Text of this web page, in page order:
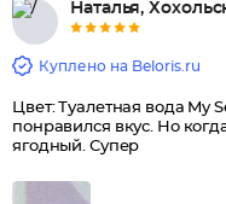
Наталья,
Куплено на Beloris.ru
Цвет: Туалетная вода My
понравился вкус. Но
ягодный. Супер